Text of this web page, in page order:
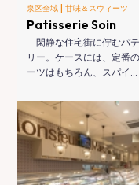
泉区全域 |甘味＆スウィーツ
Patisserie Soin
閑静な住宅街に佇むパ
リー。ケースには、定番
ーツはもちろん、スパイ…